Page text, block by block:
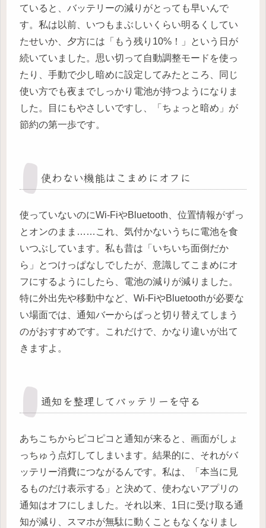
ていると、バッテリーの減りがとっても早いんで
す。私は以前、いつもまぶしいくらい明るくしてい
たせいか、夕方には「もう残り10%！」という日が
続いていました。思い切って自動調整モードを使っ
たり、手動で少し暗めに設定してみたところ、同じ
使い方でも夜までしっかり電池が持つようになりま
した。目にもやさしいですし、「ちょっと暗め」が
節約の第一歩です。
使わない機能はこまめにオフに
使っていないのにWi-FiやBluetooth、位置情報がずっ
とオンのまま……これ、気付かないうちに電池を食
いつぶしています。私も昔は「いちいち面倒だか
ら」とつけっぱなしでしたが、意識してこまめにオ
フにするようにしたら、電池の減りが減りました。
特に外出先や移動中など、Wi-FiやBluetoothが必要な
い場面では、通知バーからぱっと切り替えてしまう
のがおすすめです。これだけで、かなり違いが出て
きますよ。
通知を整理してバッテリーを守る
あちこちからピコピコと通知が来ると、画面がしょ
っちゅう点灯してしまいます。結果的に、それがバ
ッテリー消費につながるんです。私は、「本当に見
るものだけ表示する」と決めて、使わないアプリの
通知はオフにしました。それ以来、1日に受け取る通
知が減り、スマホが無駄に動くこともなくなりまし